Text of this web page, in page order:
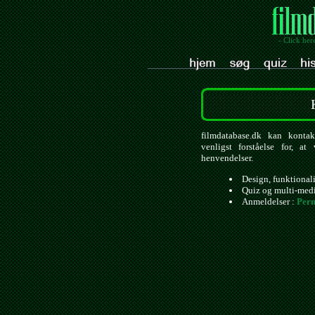
- Click
filmdatabase.dk kan
venligst forståelse for,
henvendelser.
Design,
Quiz og multi-
Anmeldelser :